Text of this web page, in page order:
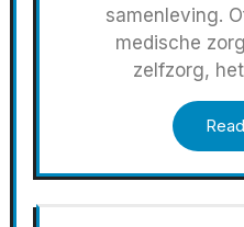
samenleving.
medische
zelfzorg,